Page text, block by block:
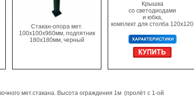
Стакан-опора мет.
100х100х960мм, подпятник
180х180мм, черный
Крышка
со светодиодами
и юбка,
комплект для столба 120х120
мет.стакана. Высота ограждения 1м (пролёт с 1-ой